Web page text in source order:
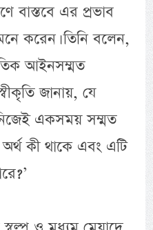
বাস্তবে এর প্রভাব
করেন। তিনি বলেন,
আইনসম্মত
জানায়, যে
একসময় সম্মত
কী থাকে এবং এটি